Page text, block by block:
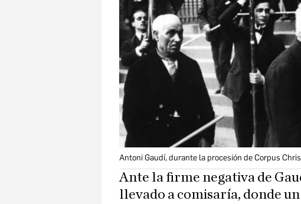
Antoni Gaudí, durante la procesión de Corpus
Ante la firme negativa de
llevado a comisaría, donde